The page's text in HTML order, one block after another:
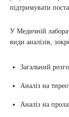
підтримувати
У Медичній
види аналізів,
Загальний
Аналіз на
Аналіз на